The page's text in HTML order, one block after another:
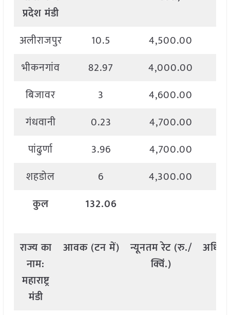
प्रदेश मंडी
अलीराजपुर 10.5 4,500.00
भीकनगांव
82.97 4,000.00
बिजावर
3 4,600.00
गंधवानी
0.23 4,700.00
पांढुर्णा
3.96 4,700.00
शहडोल
6 4,300.00
कुल
132.06
राज्यका
नाम:
महाराष्ट्र
मंडी
आवक (टनमें) न्यूनतमरेट (रु./
क्विं.)